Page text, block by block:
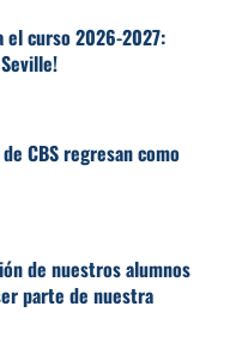
el curso 2026-2027:
CBS regresan como
de nuestros alumnos
parte de nuestra